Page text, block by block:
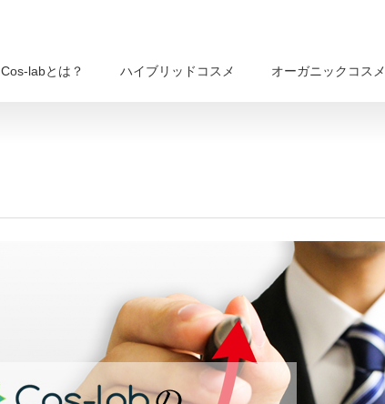
Cos-labとは？ ハイブリッドコスメ オーガニックコスメ